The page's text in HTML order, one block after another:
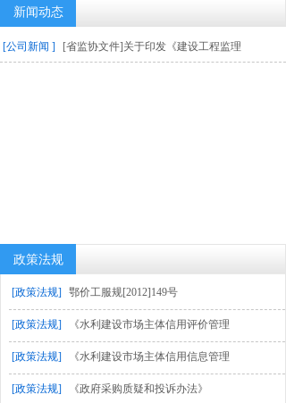
新闻动态
[公司新闻 ] [省监协文件]关于印发《建设工程监理
政策法规
[政策法规] 鄂价工服规[2012]149号
[政策法规] 《水利建设市场主体信用评价管理
[政策法规] 《水利建设市场主体信用信息管理
[政策法规] 《政府采购质疑和投诉办法》